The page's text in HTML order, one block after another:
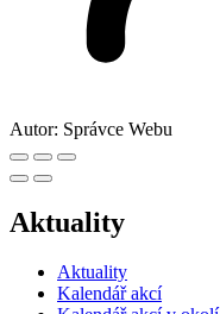
Autor: Správce Webu
Aktuality
Aktuality
Kalendář akcí